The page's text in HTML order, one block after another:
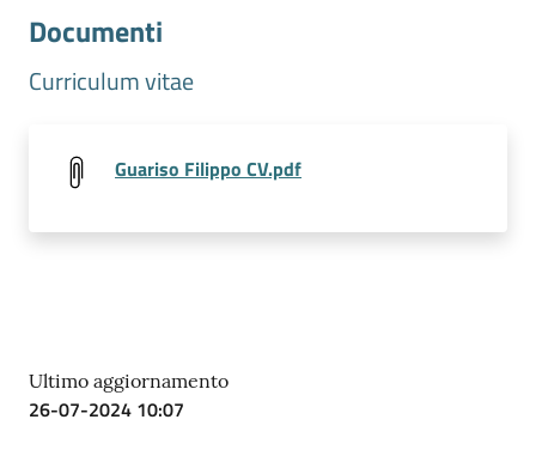
g
a
m
Documenti
Curriculum vitae
Guariso Filippo CV.pdf
Ultimo aggiornamento
26-07-2024 10:07